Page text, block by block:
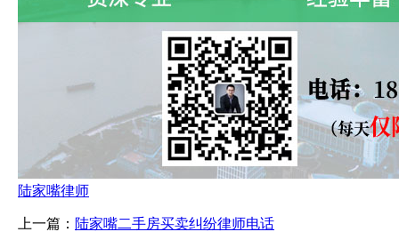
陆家嘴律师
上一篇： 陆家嘴二手房买卖纠纷律师电话